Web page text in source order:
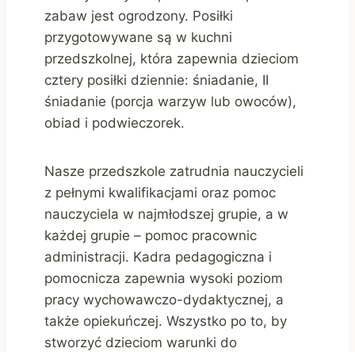
zabaw jest ogrodzony. Posiłki
przygotowywane są w kuchni
przedszkolnej, która zapewnia dzieciom
cztery posiłki dziennie: śniadanie, II
śniadanie (porcja warzyw lub owoców),
obiad i podwieczorek.
Nasze przedszkole zatrudnia nauczycieli
z pełnymi kwalifikacjami oraz pomoc
nauczyciela w najmłodszej grupie, a w
każdej grupie – pomoc pracownic
administracji. Kadra pedagogiczna i
pomocnicza zapewnia wysoki poziom
pracy wychowawczo-dydaktycznej, a
także opiekuńczej. Wszystko po to, by
stworzyć dzieciom warunki do